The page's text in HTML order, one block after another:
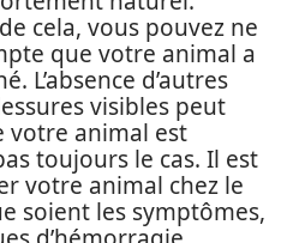
cela, vous pouvez ne
que votre animal a
L’absence d’autres
visibles peut
votre animal est
toujours le cas. Il est
votre animal chez le
soient les symptômes,